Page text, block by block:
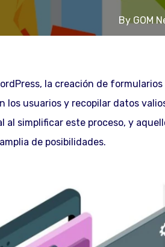
ByGOM
la creación de
los usuarios y recopilar datos
al simplificar este proceso, y
de posibilidades.